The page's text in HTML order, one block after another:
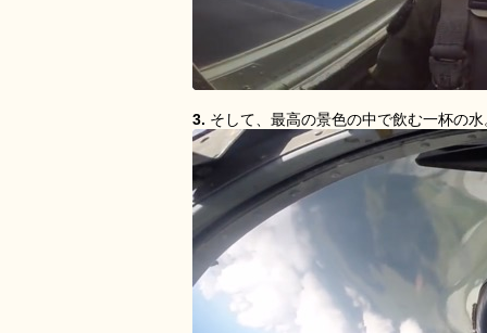
3. そして、最高の景色の中で飲む一杯の